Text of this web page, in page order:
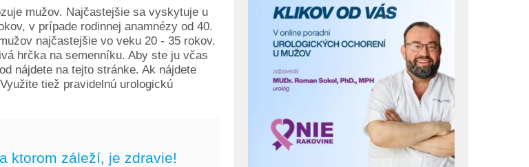
mužov. Najčastejšie sa vyskytuje u
v prípade rodinnej anamnézy od 40.
najčastejšie vo veku 20 - 35 rokov.
hrčka na semenníku. Aby ste ju včas
nájdete na tejto stránke. Ak nájdete
tiež pravidelnú urologickú
ktorom záleží, je zdravie!